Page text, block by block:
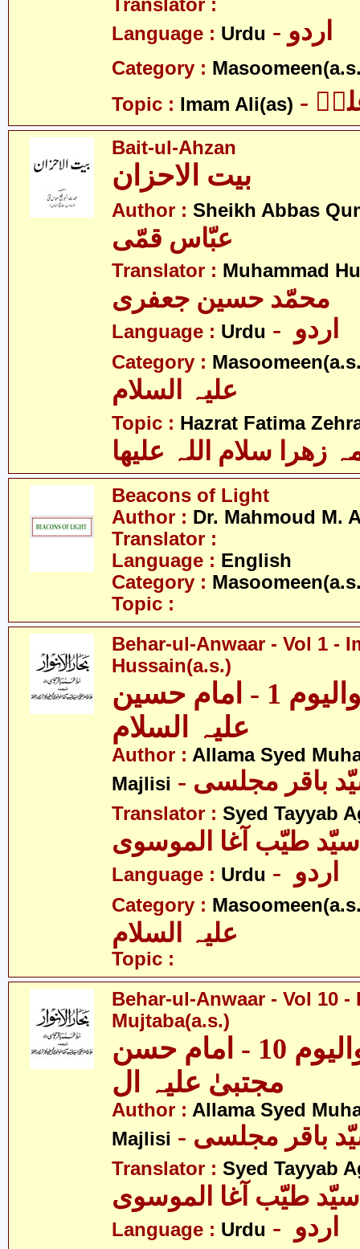
Translator :
Language : Urdu - اردو
Category :
Topic : Imam Ali(as)
Bait-ul-Ahzan
Author : Sheikh Abbas
عبّاس قمّی
Translator : Muhammad
محمّد حسین جعفری
Language : Urdu
Category :
Topic : Hazrat Fatima
زھرا سلام اللہ علیھا
Beacons of Light
Author : Dr. Mahmoud M.
Translator :
Language : English
Category :
Topic :
Behar-ul-Anwaar - Vol 1 -
Hussain(a.s.)
بحار الانوار - والیوم 1 - امام حسین
علیہ السلام
Author : Allama Syed
Majlisi
Translator : Syed Tayyab
سیّد طیّب آغا الموسوی
Language : Urdu
Category :
Topic :
Behar-ul-Anwaar - Vol 10 -
Mujtaba(a.s.)
بحار الانوار - والیوم 10 - امام حسن
مجتبیٰ علیہ ال
Author : Allama Syed
Majlisi
Translator : Syed Tayyab
سیّد طیّب آغا الموسوی
Language : Urdu